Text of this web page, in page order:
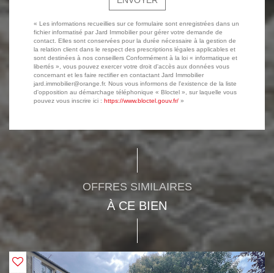
« Les informations recueillies sur ce formulaire sont enregistrées dans un
fichier informatisé par Jard Immobilier pour gérer votre demande de
contact. Elles sont conservées pour la durée nécessaire à la gestion de
la relation client dans le respect des prescriptions légales applicables et
sont destinées à nos conseillers Conformément à la loi « informatique et
libertés », vous pouvez exercer votre droit d'accès aux données vous
concernant et les faire rectifier en contactant Jard Immobilier
jard.immobilier@orange.fr. Nous vous informons de l'existence de la liste
d'opposition au démarchage téléphonique « Bloctel », sur laquelle vous
pouvez vous inscrire ici : https://www.bloctel.gouv.fr/ »
OFFRES SIMILAIRES
À CE BIEN